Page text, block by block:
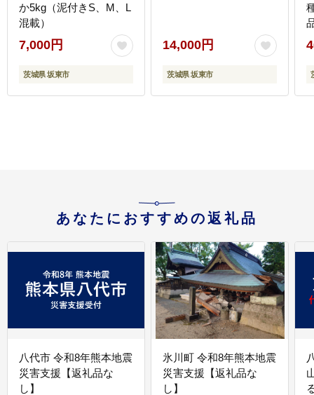
か5kg（泥付きS、M、L
混載）
7,000円
茨城県 坂東市
14,000円
茨城県 坂東市
あなたにおすすめの返礼品
八代市 令和8年熊本地震
災害支援【返礼品な
し】
氷川町 令和8年熊本地震
災害支援【返礼品な
し】